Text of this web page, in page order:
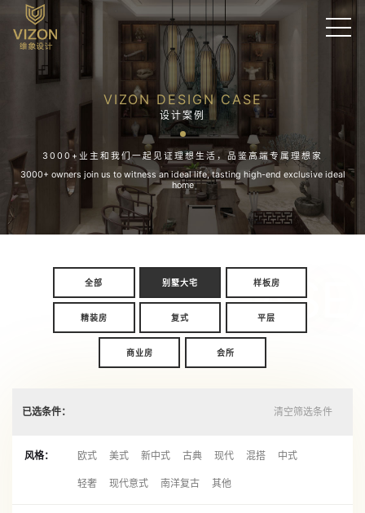
VIZON DESIGN CASE
设计案例
3000+业主和我们一起见证理想生活，品鉴高端专属理想家
3000+ owners join us to witness an ideal life, tasting high-end exclusive ideal
home
CASE
全部 别墅大宅 样板房
精装房 复式 平层
商业房 会所
已选条件： 清空筛选条件
风格： 欧式 美式 新中式 古典 现代 混搭 中式
轻奢 现代意式 南洋复古 其他